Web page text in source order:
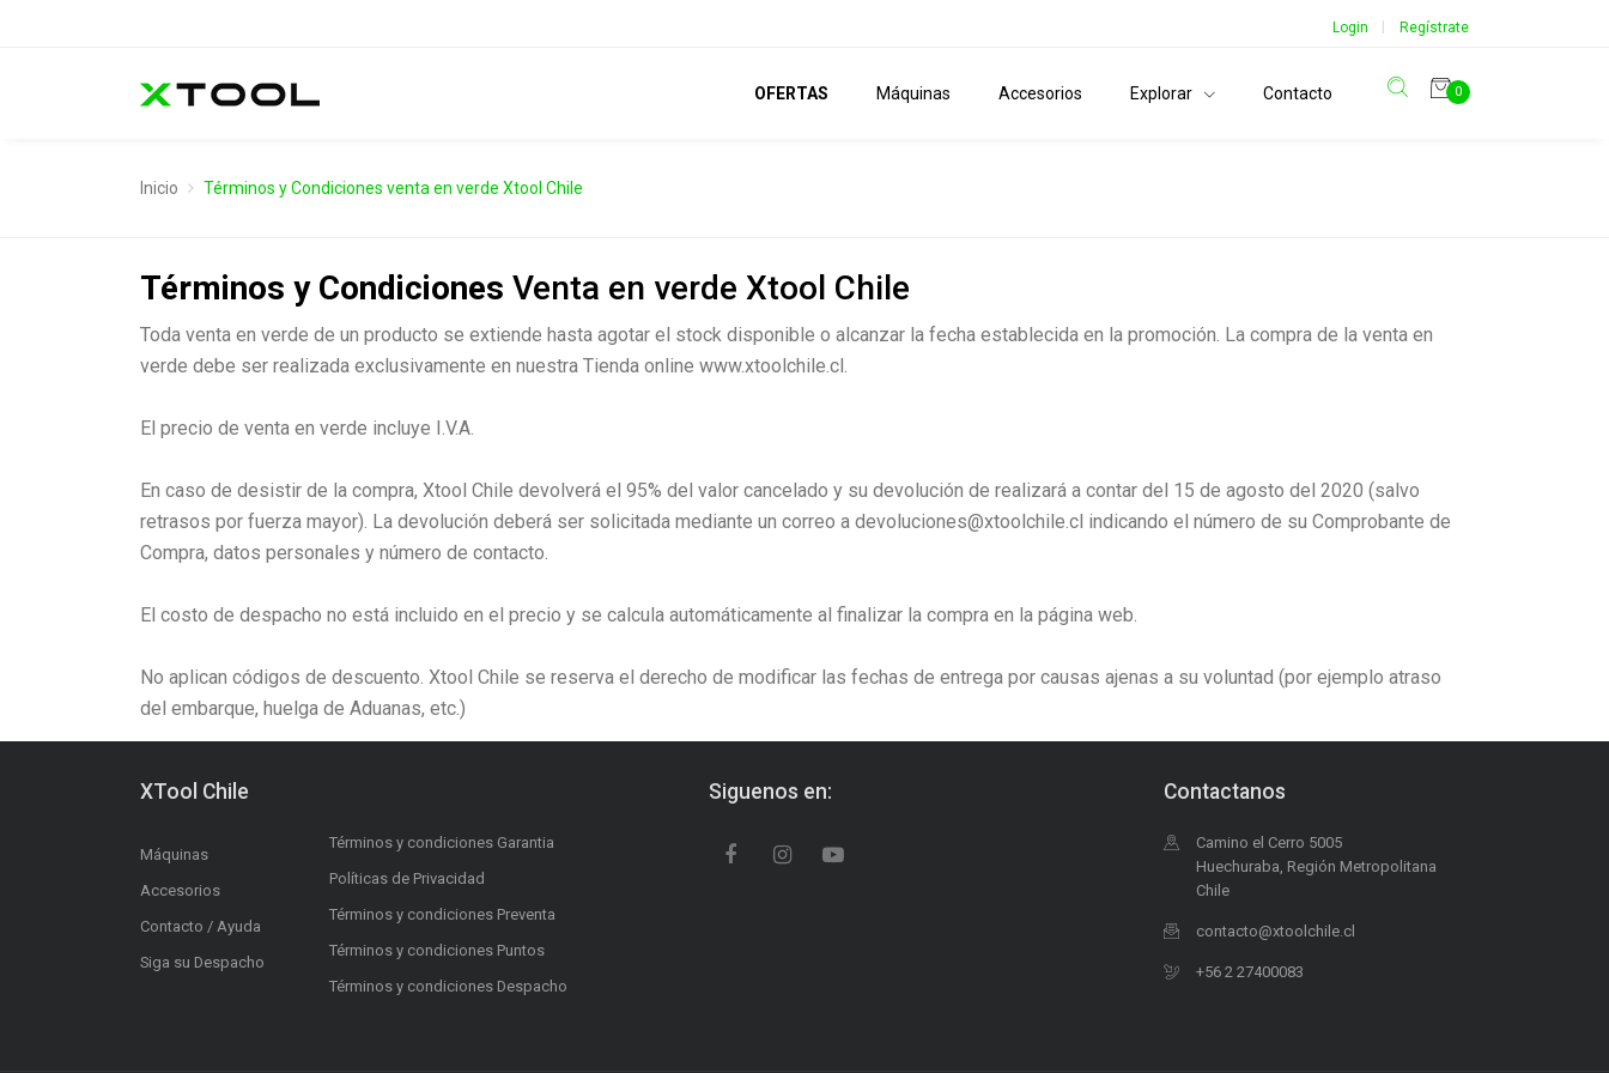
Login | Regístrate
OFERTAS Máquinas Accesorios Explorar Contacto 0
Inicio Términos y Condiciones venta en verde Xtool Chile
Términos y Condiciones Venta en verde Xtool Chile
Toda venta en verde de un producto se extiende hasta agotar el stock disponible o alcanzar la fecha establecida en la promoción. La compra de la venta en
verde debe ser realizada exclusivamente en nuestra Tienda online www.xtoolchile.cl.
El precio de venta en verde incluye I.V.A.
En caso de desistir de la compra, Xtool Chile devolverá el 95% del valor cancelado y su devolución de realizará a contar del 15 de agosto del 2020 (salvo
retrasos por fuerza mayor). La devolución deberá ser solicitada mediante un correo a devoluciones@xtoolchile.cl indicando el número de su Comprobante de
Compra, datos personales y número de contacto.
El costo de despacho no está incluido en el precio y se calcula automáticamente al finalizar la compra en la página web.
No aplican códigos de descuento. Xtool Chile se reserva el derecho de modificar las fechas de entrega por causas ajenas a su voluntad (por ejemplo atraso
del embarque, huelga de Aduanas, etc.)
XTool Chile
Máquinas
Accesorios
Contacto / Ayuda
Siga su Despacho
Términos y condiciones Garantia
Políticas de Privacidad
Términos y condiciones Preventa
Términos y condiciones Puntos
Términos y condiciones Despacho
Siguenos en: Contactanos
Camino el Cerro 5005
Huechuraba, Región Metropolitana
Chile
contacto@xtoolchile.cl
+56 2 27400083